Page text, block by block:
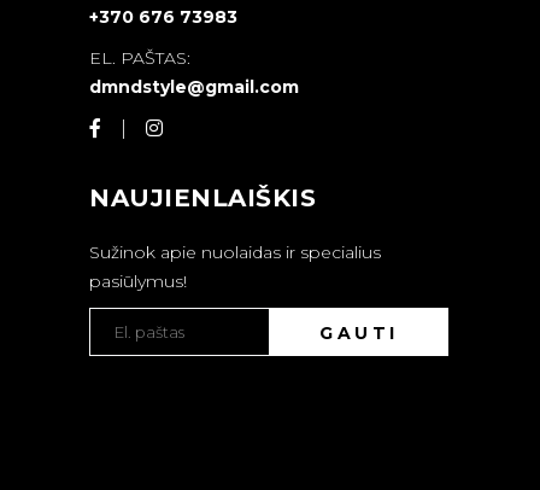
+370 676 73983
EL. PAŠTAS:
dmndstyle@gmail.com
NAUJIENLAIŠKIS
Sužinok apie nuolaidas ir specialius
pasiūlymus!